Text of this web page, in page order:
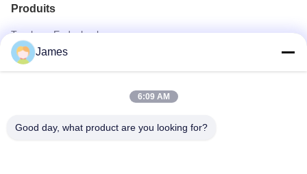
Produits
Tragbare Endoskopkamera
Medizinische Endoscope-Kamera
Kamera-System des Endoscope-4K
All-in-One-Medizinische Endoskopie-Kamera
Flexibles Endoskopkamerasystem
Schnelle Kontaktaufnahme
James
6:09 AM
Good day, what product are you looking for?